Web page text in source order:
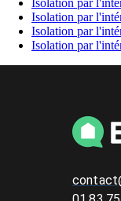
Isolation par
Isolation par
Isolation par